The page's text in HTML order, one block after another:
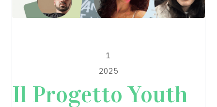
1
2025
Il Progetto Youth